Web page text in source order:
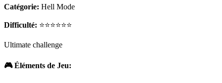
Catégorie: Hell Mode
Difficulté: ⭐⭐⭐⭐⭐⭐
Ultimate challenge
🎮 Éléments de Jeu: